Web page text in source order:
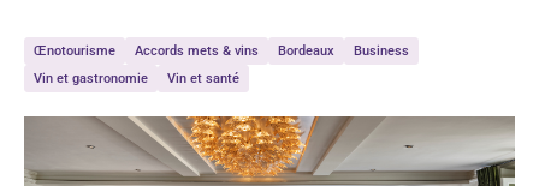
Œnotourisme Accords mets & vins Bordeaux
Business
Vin et gastronomie
Vin et santé